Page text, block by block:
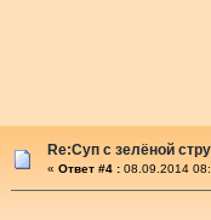
Re:Cуп с зелёной
« Ответ #4 : 08.09.2014